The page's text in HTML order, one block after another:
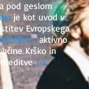
pod geslom
je kot uvod v
Evropskega
aktivno
Krško in
»S